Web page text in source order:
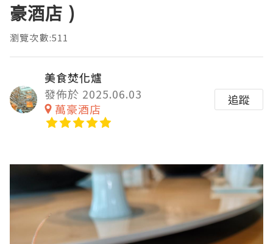
豪酒店 )
瀏覽次數:511
美食焚化爐
發佈於 2025.06.03
萬豪酒店
追蹤